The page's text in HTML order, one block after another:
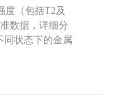
度（包括T2及
数据，详细分
同状态下的金属